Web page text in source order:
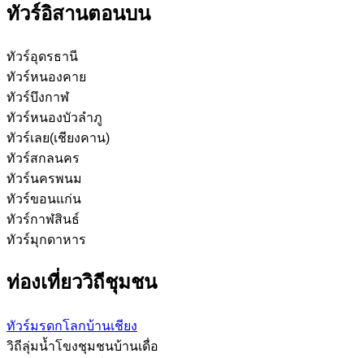
ทัวร์อิสานตอนบน
ทัวร์อุดรธานี
ทัวร์หนองคาย
ทัวร์บึงกาฬ
ทัวร์หนองบัวลำภู
ทัวร์เลย(เชียงคาน)
ทัวร์สกลนคร
ทัวร์นครพนม
ทัวร์ขอนแก่น
ทัวร์กาฬสินธ์
ทัวร์มุกดาหาร
ท่องเที่ยววิถีชุมชน
ทัวร์มรดกโลกบ้านเชียง
วิถีลุ่มน้ำโขงชุมชนบ้านเดื่อ